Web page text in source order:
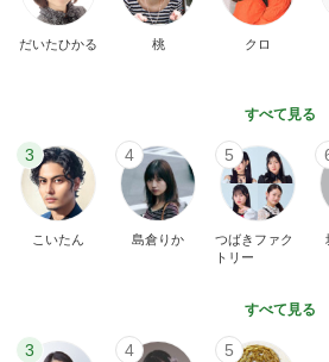
だいたひかる 桃 クロ
すべて見る
3
こいたん
4
島倉りか
5
つばきファク
トリー
すべて見る
3 4 5